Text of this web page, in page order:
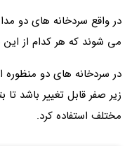
در واقع سردخانه های دو
می شوند که هر کدام از این
در سردخانه های دو منظوره
زیر صفر قابل تغییر باشد
مختلف استفاده کرد.